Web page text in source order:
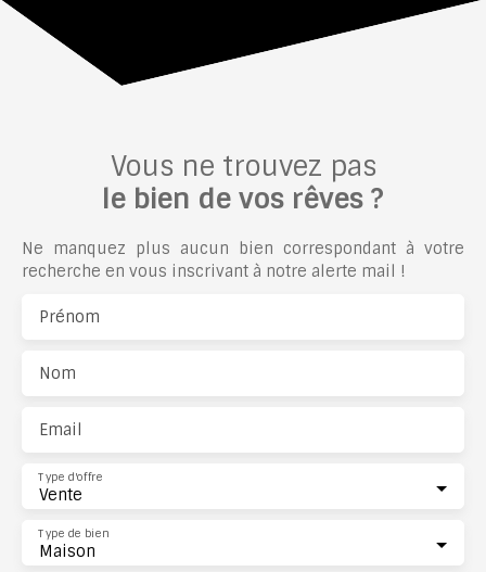
Vous ne trouvez pas
le bien de vos rêves ?
Ne manquez plus aucun bien correspondant à votre
recherche en vous inscrivant à notre alerte mail !
Prénom
Nom
Email
Vente
Type d'offre
Maison
Type de bien